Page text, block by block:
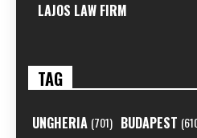
LAJOS LAW FIRM
TAG
UNGHERIA (701) BUDAPEST